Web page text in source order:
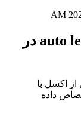
آموزش لجند اتوماتیک auto legend در
اکسل با
داده